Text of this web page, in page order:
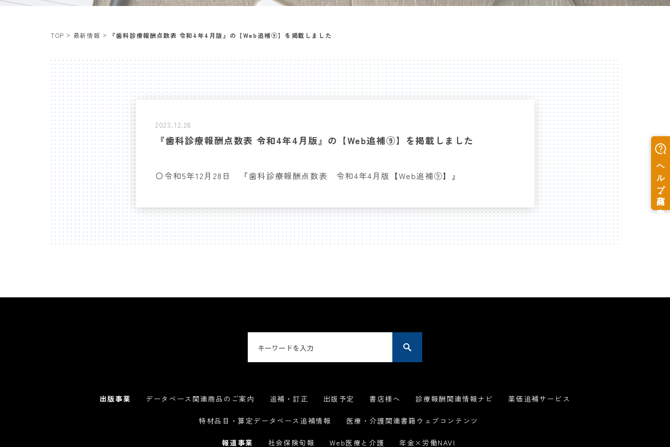
TOP 最新情報 『歯科診療報酬点数表 令和4年4月版』の【Web追補⑨】を掲載しました
2023.12.28
『歯科診療報酬点数表 令和4年4月版』の【Web追補⑨】を掲載しました
〇令和5年12月28日 『歯科診療報酬点数表 令和4年4月版【Web追補⑨】』
出版事業 データベース関連商品のご案内 追補・訂正 出版予定 書店様へ 診療報酬関連情報ナビ 薬価追補サービス
特材品目・算定データベース追補情報 医療・介護関連書籍ウェブコンテンツ
報道事業 社会保険旬報 Web医療と介護 年金×労働NAVI